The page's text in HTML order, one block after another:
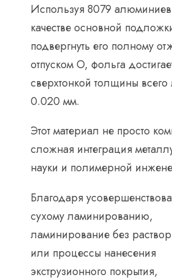
Используя 8079
качестве основной
подвергнуть его полному
отпуском O, фольга
сверхтонкой толщины
0.020 мм.
Этот материал не просто
сложная интеграция
науки и полимерной
Благодаря
сухому ламинированию,
ламинирование без
или процессы нанесения
экструзионного покрытия,